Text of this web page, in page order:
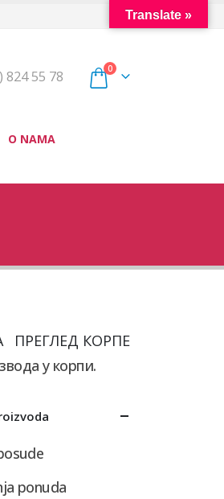
824 55 78 0
O NAMA
ПРЕГЛЕД КОРПЕ
у корпи.
ponuda
Translate »